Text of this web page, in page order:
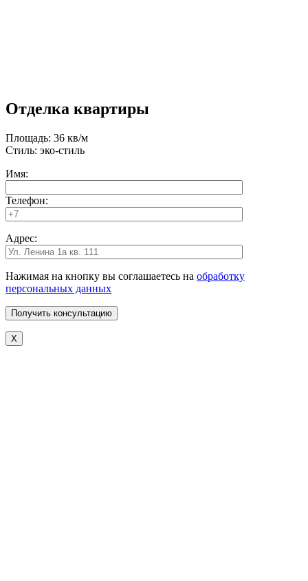
Отделка квартиры
Площадь: 36 кв/м
Стиль: эко-стиль
Имя:
Телефон:
Адрес:
Нажимая на кнопку вы соглашаетесь на обработку
персональных данных
X